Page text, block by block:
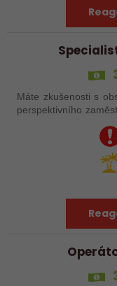
Máte zkušenosti s
perspektivního